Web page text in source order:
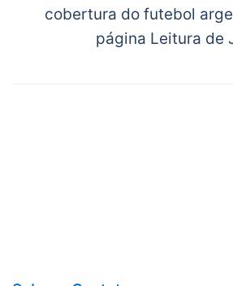
cobertura do futebol
página Leitura de